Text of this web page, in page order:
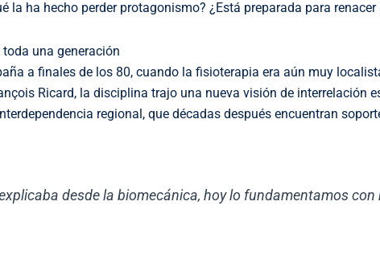
la ha hecho perder protagonismo? ¿Está preparada para
una generación
a finales de los 80, cuando la fisioterapia era aún muy
Ricard, la disciplina trajo una nueva visión de interrelación
regional, que décadas después encuentran
desde la biomecánica, hoy lo fundamentamos con